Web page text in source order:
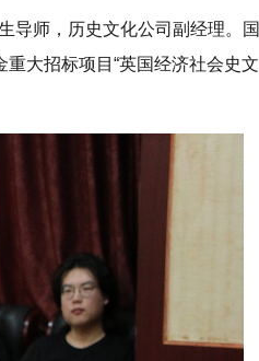
导师，历史文化公司副经理。国
大招标项目“英国经济社会史文